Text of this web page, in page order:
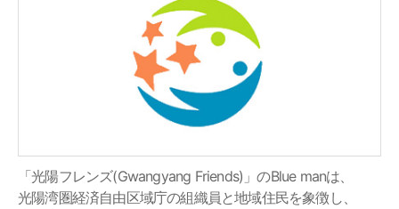
「光陽フレンズ(Gwangyang Friends)」のBlue manは、
光陽湾圏経済自由区域庁の組織員と地域住民を象徴し、